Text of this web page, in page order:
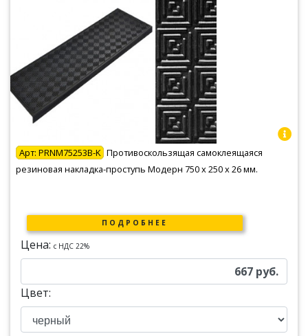
Арт: PRNM75253B-K Противоскользящая самоклеящаяся
резиновая накладка-проступь Модерн 750 х 250 х 26 мм.
ПОДРОБНЕЕ
Цена: c НДС 22%
667 руб.
Цвет: